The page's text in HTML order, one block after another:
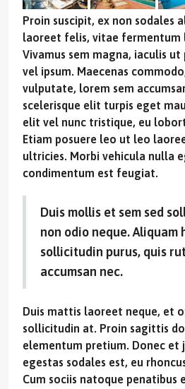
Proin suscipit, ex non sodales
laoreet felis, vitae fermentum
Vivamus sem magna, iaculis
vel ipsum. Maecenas
vulputate, lorem sem
scelerisque elit turpis eget
elit vel nunc tristique, eu
Etiam posuere leo ut leo
ultricies. Morbi vehicula nulla
condimentum est feugiat.
Duis mollis et sem sed
non odio neque. Aliquam
sollicitudin purus, quis
accumsan nec.
Duis mattis laoreet neque, et
sollicitudin at. Proin sagittis
elementum pretium. Donec et
egestas sodales est, eu
Cum sociis natoque penatibus